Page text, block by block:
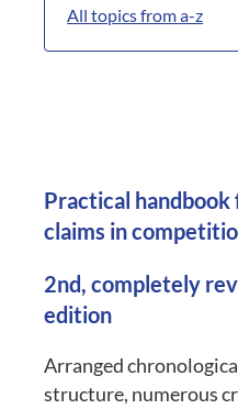
All topics from a-z
Practical
claims in
2nd, completely
edition
Arranged
structure, numerous